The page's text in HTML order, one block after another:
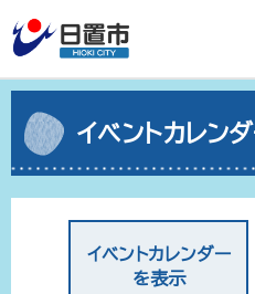
イベントカレン
イベントカレンダー
を表示